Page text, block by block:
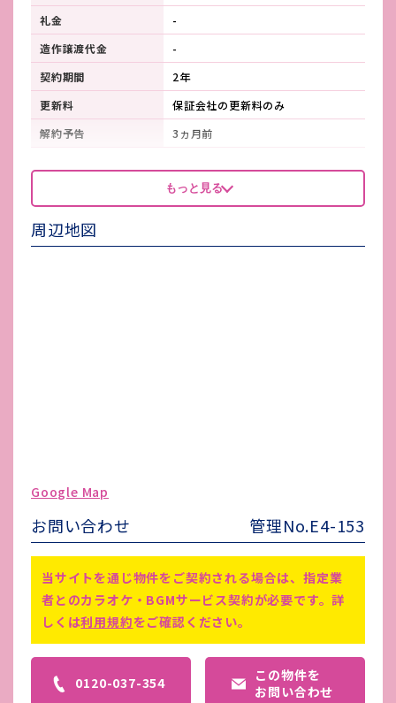
礼金
-
造作譲渡代金
-
契約期間
2年
更新料
保証会社の更新料のみ
解約予告
3ヵ月前
看板製作費
66,000円
看板使用料・
維持管理費
-
鍵交換費
-
備考 -
もっと見る
周辺地図
Google Map
お問い合わせ 管理No.E4-153
当サイトを通じ物件をご契約される場合は、指定業
者とのカラオケ・BGMサービス契約が必要です。詳
しくは利用規約をご確認ください。
0120-037-354
この物件を
お問い合わせ